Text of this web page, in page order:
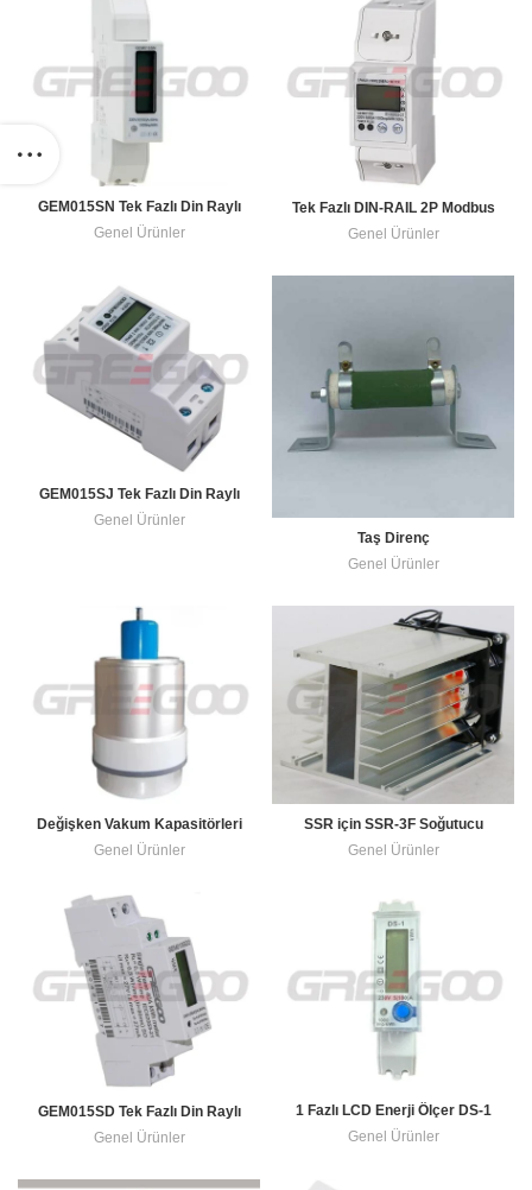
GEM015SN Tek Fazlı Din Raylı
Aktif Enerji Sayacı
Genel Ürünler
Tek Fazlı DIN-RAIL 2P Modbus
Elektrik Güç Ölçer LCD Dijital
Enerji Ölçer RS485
Genel Ürünler
GEM015SJ Tek Fazlı Din Raylı
Aktif Enerji Sayacı
Genel Ürünler
Taş Direnç
Genel Ürünler
Değişken Vakum Kapasitörleri
Genel Ürünler
SSR için SSR-3F Soğutucu
Genel Ürünler
GEM015SD Tek Fazlı Din Raylı
Aktif Enerji Sayacı
Genel Ürünler
1 Fazlı LCD Enerji Ölçer DS-1
Genel Ürünler